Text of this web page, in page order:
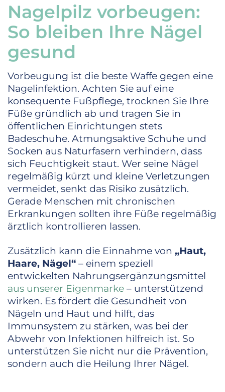
Nagelpilz vorbeugen:
So bleiben Ihre Nägel
gesund
Vorbeugung ist die beste Waffe gegen eine
Nagelinfektion. Achten Sie auf eine
konsequente Fußpflege, trocknen Sie Ihre
Füße gründlich ab und tragen Sie in
öffentlichen Einrichtungen stets
Badeschuhe. Atmungsaktive Schuhe und
Socken aus Naturfasern verhindern, dass
sich Feuchtigkeit staut. Wer seine Nägel
regelmäßig kürzt und kleine Verletzungen
vermeidet, senkt das Risiko zusätzlich.
Gerade Menschen mit chronischen
Erkrankungen sollten ihre Füße regelmäßig
ärztlich kontrollieren lassen.
Zusätzlich kann die Einnahme von „Haut,
Haare, Nägel“ – einem speziell
entwickelten Nahrungsergänzungsmittel
aus unserer Eigenmarke – unterstützend
wirken. Es fördert die Gesundheit von
Nägeln und Haut und hilft, das
Immunsystem zu stärken, was bei der
Abwehr von Infektionen hilfreich ist. So
unterstützen Sie nicht nur die Prävention,
sondern auch die Heilung Ihrer Nägel.